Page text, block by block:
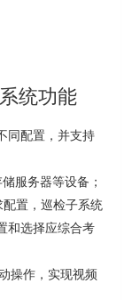
统功能
同配置，并支持
服务器等设备；
置，巡检子系统
和选择应综合考
操作，实现视频